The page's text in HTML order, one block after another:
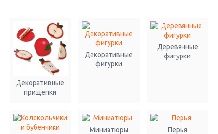
Декоративные
прищепки
Декоративные
фигурки
Деревянные
фигурки
Миниатюры Перья